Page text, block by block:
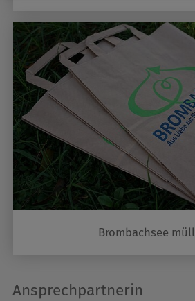
Brombachsee
Ansprechpartnerin